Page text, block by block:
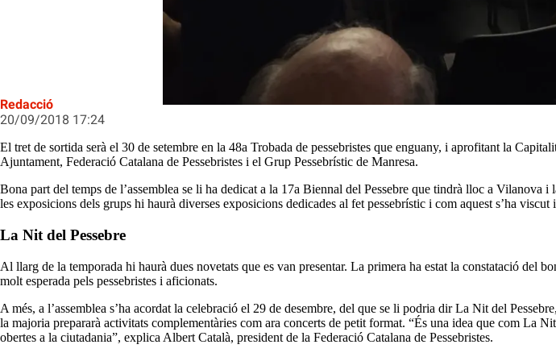
Redacció
20/09/2018 17:24
El tret de sortida serà el 30 de setembre en la 48a Trobada de pessebristes que enguany, i aprofitant la
Ajuntament, Federació Catalana de Pessebristes i el Grup Pessebrístic de Manresa.
Bona part del temps de l’assemblea se li ha dedicat a la 17a Biennal del Pessebre que tindrà lloc a
les exposicions dels grups hi haurà diverses exposicions dedicades al fet pessebrístic i com aquest s’ha
La Nit del Pessebre
Al llarg de la temporada hi haurà dues novetats que es van presentar. La primera ha estat la constatació del
molt esperada pels pessebristes i aficionats.
A més, a l’assemblea s’ha acordat la celebració el 29 de desembre, del que se li podria dir La Nit del
la majoria prepararà activitats complementàries com ara concerts de petit format. “És una idea que com La
obertes a la ciutadania”, explica Albert Català, president de la Federació Catalana de Pessebristes.